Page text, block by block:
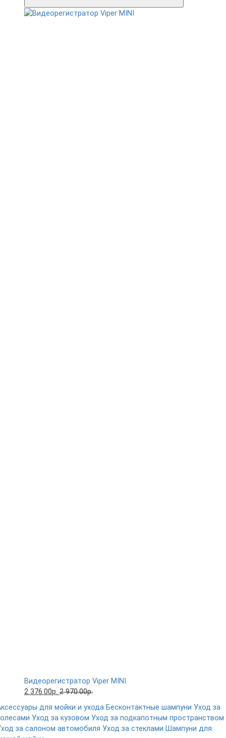
Видеорегистратор Viper MINI
2 376.00р. 2 970.00р.
для мойки и ухода Бесконтактные шампуни Уход за
Уход за кузовом Уход за подкапотным пространством
за салоном автомобиля Уход за стеклами Шампуни для